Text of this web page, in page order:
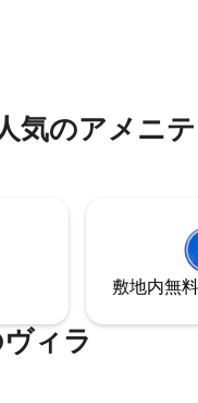
ド（バーベキュー、屋
✔ 50フィートのプライベ
気のアメニ
敷地内無
ィラ